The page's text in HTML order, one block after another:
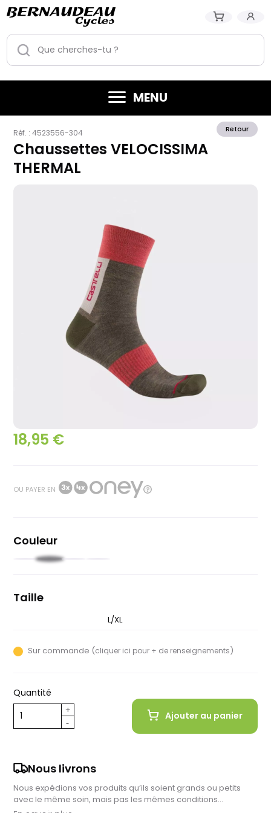
MENU
Retour
Réf. : 4523556-304
Chaussettes VELOCISSIMA
THERMAL
18,95 €
OU PAYER EN
Couleur
Vert Blanc
Taille
L/XL
Sur commande (cliquer ici pour + de renseignements)
Quantité
Ajouter au panier
Nous livrons
Nous expédions vos produits qu’ils soient grands ou petits
avec le même soin, mais pas les mêmes conditions…